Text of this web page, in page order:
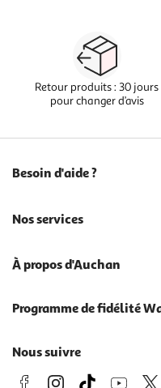
Retour produits : 30 jours
pour changer d’avis
Besoin d'aide ?
Nos services
À propos d'Auchan
Programme de fidélité
Nous suivre